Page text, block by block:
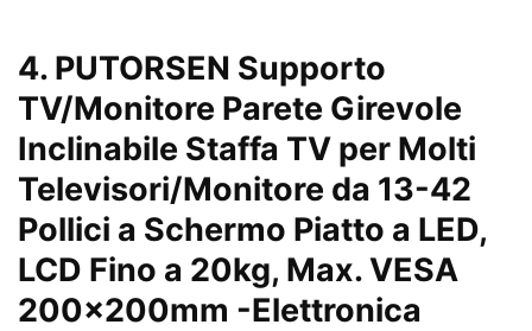
4. PUTORSEN Supporto
TV/Monitore Parete Girevole
Inclinabile Staffa TV per Molti
Televisori/Monitore da 13-42
Pollici a Schermo Piatto a LED,
LCD Fino a 20kg, Max. VESA
200x200mm -Elettronica